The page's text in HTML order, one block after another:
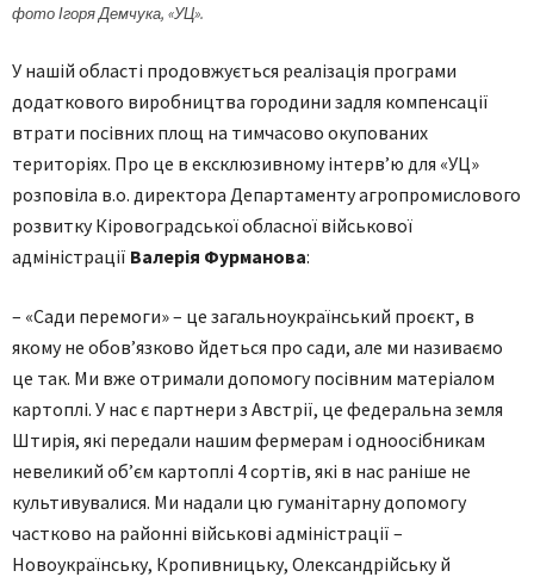
фото Ігоря Демчука, «УЦ».
У нашій області продовжується реалізація програми
додаткового виробництва городини задля компенсації
втрати посівних площ на тимчасово окупованих
територіях. Про це в ексклюзивному інтерв’ю для «УЦ»
розповіла в.о. директора Департаменту агропромислового
розвитку Кіровоградської обласної військової
адміністрації Валерія Фурманова:
– «Сади перемоги» – це загальноукраїнський проєкт, в
якому не обов’язково йдеться про сади, але ми називаємо
це так. Ми вже отримали допомогу посівним матеріалом
картоплі. У нас є партнери з Австрії, це федеральна земля
Штирія, які передали нашим фермерам і одноосібникам
невеликий об’єм картоплі 4 сортів, які в нас раніше не
культивувалися. Ми надали цю гуманітарну допомогу
частково на районні військові адміністрації –
Новоукраїнську, Кропивницьку, Олександрійську й